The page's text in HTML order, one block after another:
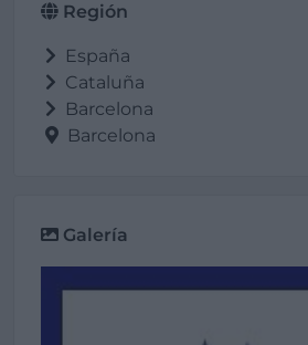
Región
España
Cataluña
Barcelona
Barcelona
Galería